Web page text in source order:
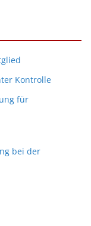
Kontrolle
für
bei der